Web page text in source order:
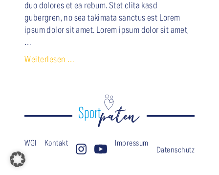
duo dolores et ea rebum. Stet clita kasd
gubergren, no sea takimata sanctus est Lorem
ipsum dolor sit amet. Lorem ipsum dolor sit amet,
…
Weiterlesen …
WGI Kontakt Impressum
Datenschutz